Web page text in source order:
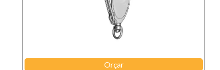
Orçar